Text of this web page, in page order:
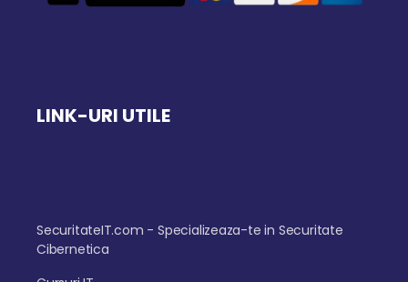
LINK-URI UTILE
SecuritateIT.com - Specializeaza-te in Securitate
Cibernetica